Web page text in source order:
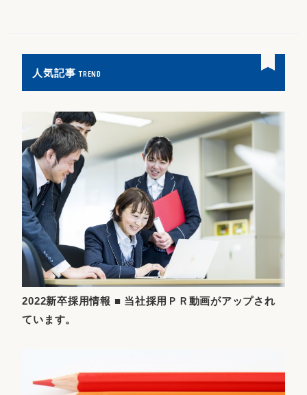
人気記事TREND
2022新卒採用情報 ■ 当社採用ＰＲ動画がアップされ
ています。